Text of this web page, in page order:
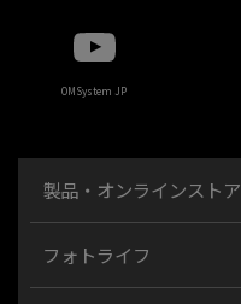
OMSystem JP
製品・オンラインストア
フォトライフ